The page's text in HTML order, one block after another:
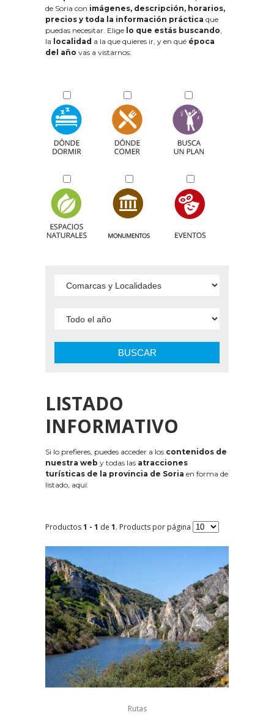
de Soria con imágenes, descripción, horarios,
precios y toda la información práctica que
puedas necesitar. Elige lo que estás buscando,
la localidad a la que quieres ir, y en qué época
del año vas a vistarnos:
BUSCAR
LISTADO
INFORMATIVO
Si lo prefieres, puedes acceder a los contenidos de
nuestra web y todas las atracciones
turísticas de la provincia de Soria en forma de
listado, aquí:
Productos1 - 1 de 1. Products por página
Rutas